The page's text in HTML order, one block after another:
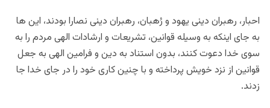
احبار، رهبران دینی یهود و رُهبان، رهبران دینی نصارا بودند، این ها
به جای اینکه به وسیله قوانین، تشریعات و ارشادات الهی مردم را به
سوی خدا دعوت کنند، بدون استناد به دین و فرامین الهی به جعل
قوانین از نزد خویش پرداخته و با چنین کاری خود را در جای خدا جا
زدند.